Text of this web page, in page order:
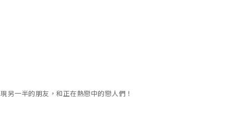
另一半的朋友，和正在熱戀中的戀人們！